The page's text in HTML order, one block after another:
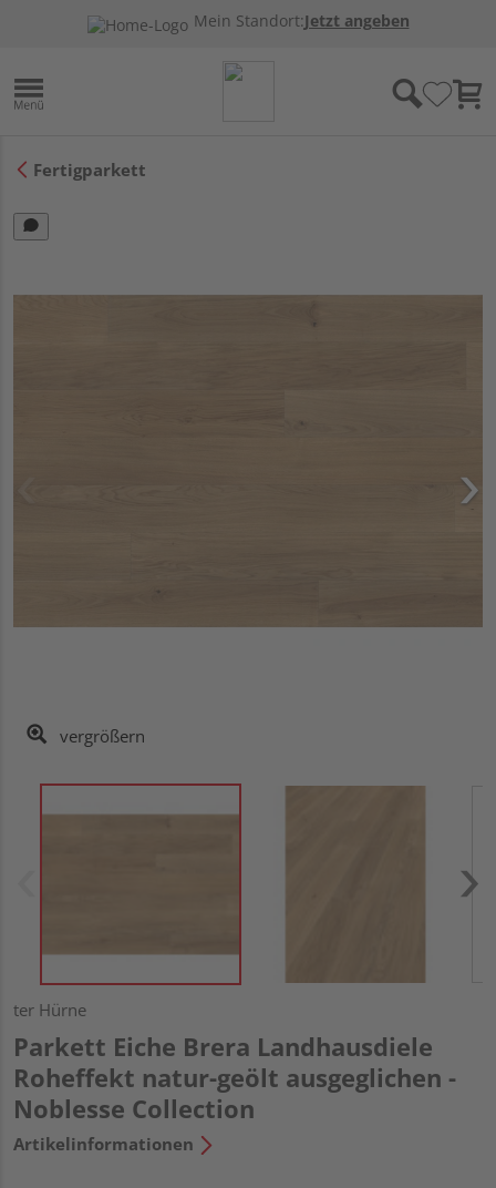
Mein Standort:Jetzt angeben
Fertigparkett
vergrößern
ter Hürne
Parkett Eiche Brera Landhausdiele
Roheffekt natur-geölt ausgeglichen -
Noblesse Collection
Artikelinformationen